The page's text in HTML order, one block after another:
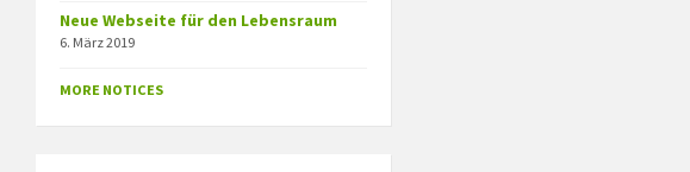
Neue Webseite für den Lebensraum
6. März 2019
MORE NOTICES